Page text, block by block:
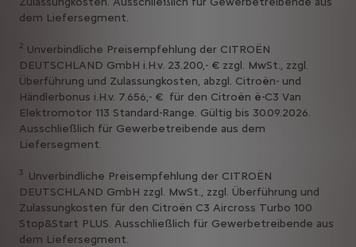
dem Liefersegment.
2 Unverbindliche Preisempfehlung der CITROËN
DEUTSCHLAND GmbH i.H.v. 23.200,- € zzgl. MwSt., zzgl.
Überführung und Zulassungkosten, abzgl. Citroën- und
Händlerbonus i.H.v. 7.656,- € für den Citroën ë-C3 Van
Elektromotor 113 Standard-Range. Gültig bis 30.09.2026.
Ausschließlich für Gewerbetreibende aus dem
Liefersegment.
3 Unverbindliche Preisempfehlung der CITROËN
DEUTSCHLAND GmbH zzgl. MwSt., zzgl. Überführung und
Zulassungkosten für den Citroën C3 Aircross Turbo 100
Stop&Start PLUS. Ausschließlich für Gewerbetreibende aus
dem Liefersegment.